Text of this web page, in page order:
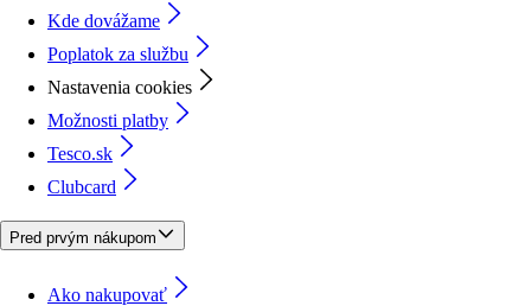
Kde dovážame
Poplatok za službu
Nastavenia cookies
Možnosti platby
Tesco.sk
Clubcard
Pred prvým nákupom
Ako nakupovať